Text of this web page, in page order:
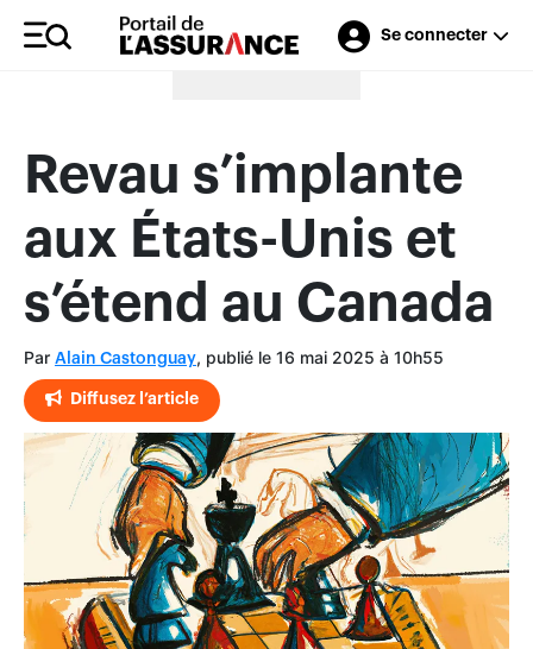
Se connecter
Merci à nos annonceurs
Revau s’implante
aux États-Unis et
s’étend au Canada
Par Alain Castonguay, publié le 16 mai 2025 à 10h55
Diffusez l’article